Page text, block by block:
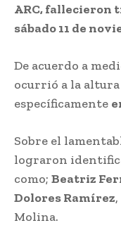
ARC, fallecieron
sábado 11 de
De acuerdo a
ocurrió a la altura
específicamente
Sobre el
lograron
como; Beatriz
Dolores Ramírez
Molina.